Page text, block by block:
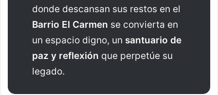
donde descansan sus restos en el
Barrio El Carmen se convierta en
un espacio digno, un santuario de
paz y reflexión que perpetúe su
legado.